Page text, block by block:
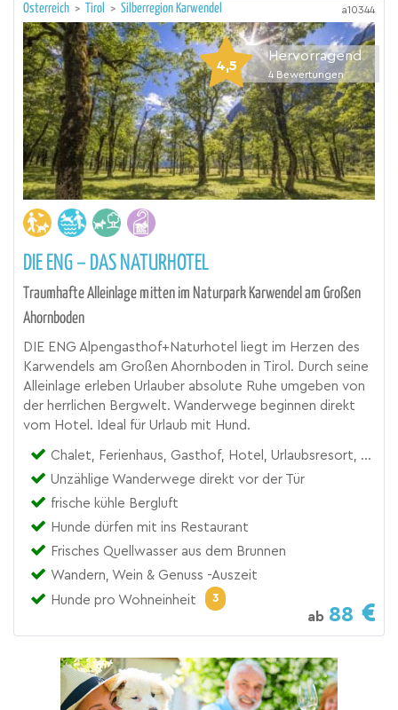
Österreich > Tirol > Silberregion Karwendel a10344
4,5
Hervorragend
4 Bewertungen
DIE ENG – DAS NATURHOTEL
Traumhafte Alleinlage mitten im Naturpark Karwendel am Großen
Ahornboden
DIE ENG Alpengasthof+Naturhotel liegt im Herzen des
Karwendels am Großen Ahornboden in Tirol. Durch seine
Alleinlage erleben Urlauber absolute Ruhe umgeben von
der herrlichen Bergwelt. Wanderwege beginnen direkt
vom Hotel. Ideal für Urlaub mit Hund.
Chalet, Ferienhaus, Gasthof, Hotel, Urlaubsresort, Zimmer
Unzählige Wanderwege direkt vor der Tür
frische kühle Bergluft
Hunde dürfen mit ins Restaurant
Frisches Quellwasser aus dem Brunnen
Wandern, Wein & Genuss -Auszeit
Hunde pro Wohneinheit
3
ab 88